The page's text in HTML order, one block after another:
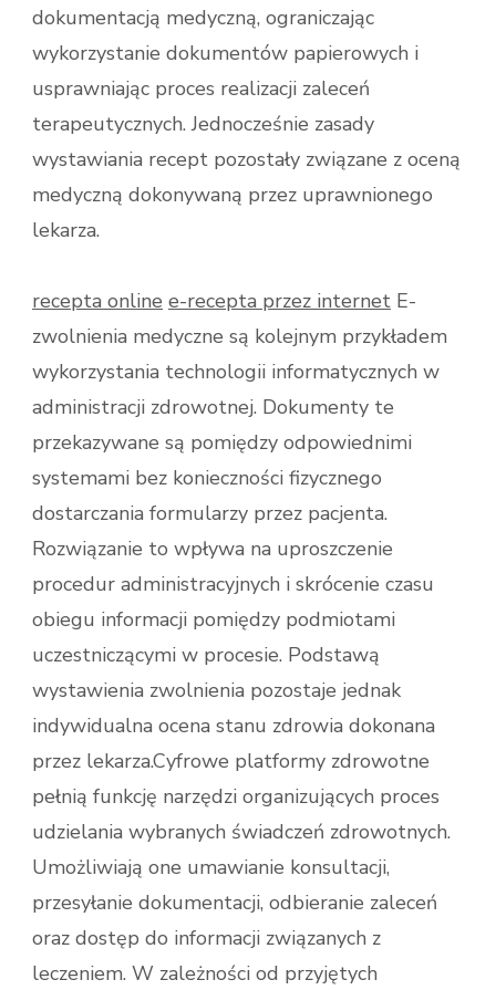
dokumentacją medyczną, ograniczając
wykorzystanie dokumentów papierowych i
usprawniając proces realizacji zaleceń
terapeutycznych. Jednocześnie zasady
wystawiania recept pozostały związane z oceną
medyczną dokonywaną przez uprawnionego
lekarza.
recepta online e-recepta przez internet E-
zwolnienia medyczne są kolejnym przykładem
wykorzystania technologii informatycznych w
administracji zdrowotnej. Dokumenty te
przekazywane są pomiędzy odpowiednimi
systemami bez konieczności fizycznego
dostarczania formularzy przez pacjenta.
Rozwiązanie to wpływa na uproszczenie
procedur administracyjnych i skrócenie czasu
obiegu informacji pomiędzy podmiotami
uczestniczącymi w procesie. Podstawą
wystawienia zwolnienia pozostaje jednak
indywidualna ocena stanu zdrowia dokonana
przez lekarza.Cyfrowe platformy zdrowotne
pełnią funkcję narzędzi organizujących proces
udzielania wybranych świadczeń zdrowotnych.
Umożliwiają one umawianie konsultacji,
przesyłanie dokumentacji, odbieranie zaleceń
oraz dostęp do informacji związanych z
leczeniem. W zależności od przyjętych